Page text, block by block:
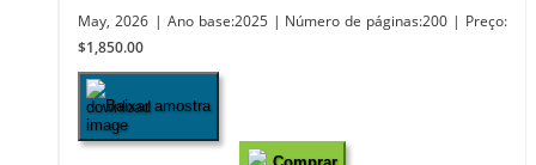
May, 2026 | Ano base:2025 | Número de páginas:200 | Preço:
$1,850.00
Baixar amostra